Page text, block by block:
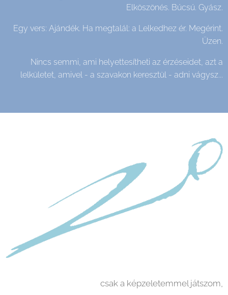
Elköszönés. Búcsú. Gyász.
Egy vers: Ajándék. Ha megtalál: a Lelkedhez ér. Megérint.
Üzen.
Nincs semmi, ami helyettesítheti az érzéseidet, azt a
lelkületet, amivel - a szavakon keresztül - adni vágysz...
csak a képzeletemmel játszom,